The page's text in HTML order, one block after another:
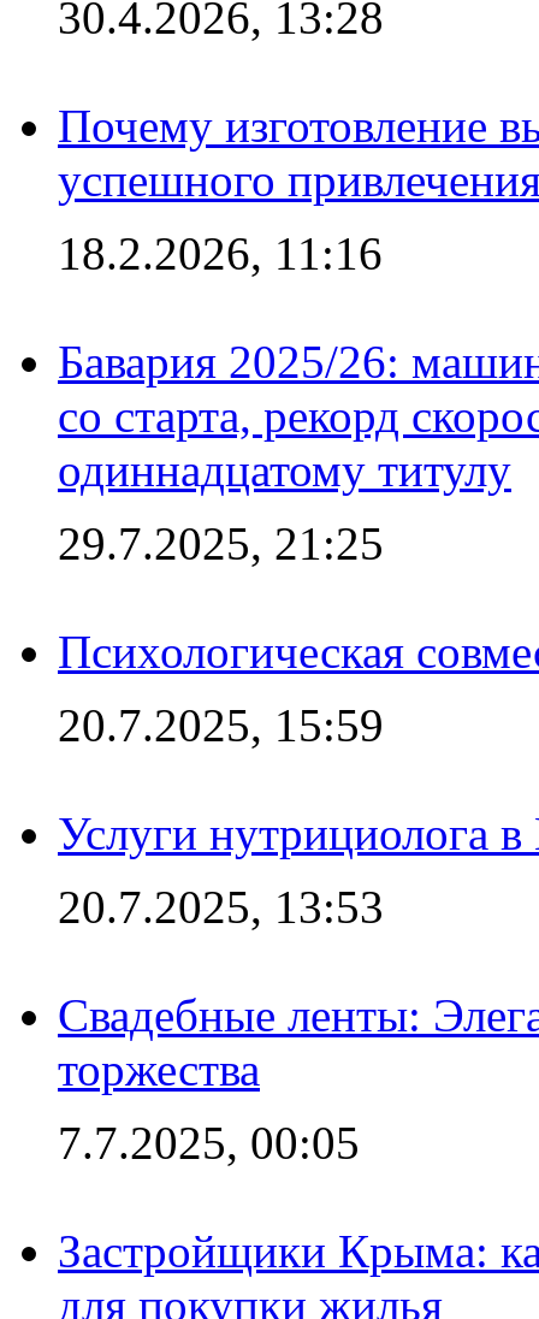
30.4.2026, 13:28
Почему изготовление
успешного
18.2.2026, 11:16
Бавария 2025/26:
со старта, рекорд
одиннадцатому титулу
29.7.2025, 21:25
Психологическая
20.7.2025, 15:59
Услуги нутрициолога
20.7.2025, 13:53
Свадебные ленты:
торжества
7.7.2025, 00:05
Застройщики Крыма:
для покупки жилья